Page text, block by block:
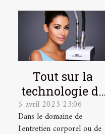
Tout sur la
technologie de
l'Hydrafacial
5 avril 2023 23:06
Dans le domaine de
l'entretien corporel ou de